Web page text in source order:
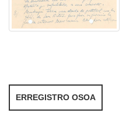
ERREGISTRO OSOA